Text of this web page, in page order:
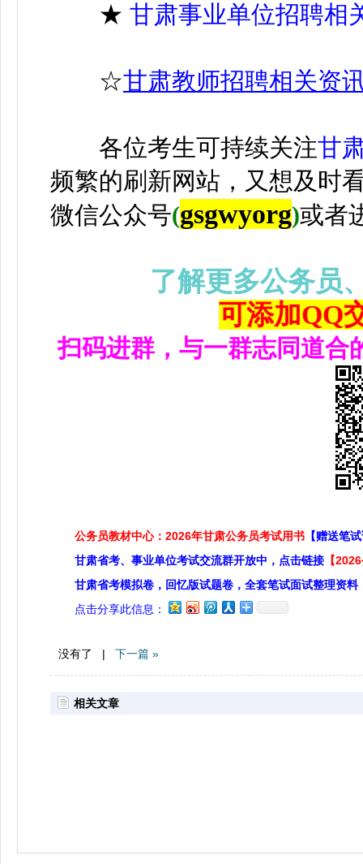
★ 甘肃事业单位招聘相
☆甘肃教师招聘相关资
各位考生可持续关注甘
频繁的刷新网站，又想及时
微信公众号(gsgwyorg)或者
了解更多公务员
可添加QQ
扫码进群，与一群志同道合
公务员教材中心：2026年甘肃公务员考试用书 【赠送笔
甘肃省考、事业单位考试交流群开放中，点击链接 【
甘肃省考模拟卷，回忆版试题卷，全套笔试面试整理资料
点击分享此信息：
没有了 | 下一篇 »
相关文章